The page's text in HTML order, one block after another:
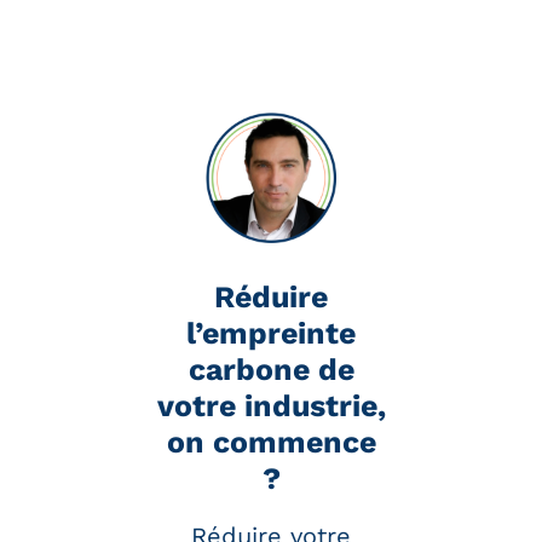
secteurs travaillent avec l’initiative
SBTi à travers le monde. Cet
organisme valide la road map zéro
carbone de chaque société et suit
ses progrès de réduction des
En savoir plus :Cadre SBTi et
décarbonation
Réduire
l’empreinte
carbone de
votre industrie,
on commence
?
Réduire votre